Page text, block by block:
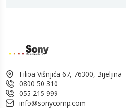
Filipa Višnjića 67, 76300, Bijeljina
0800 50 310
055 215 999
info@sonycomp.com